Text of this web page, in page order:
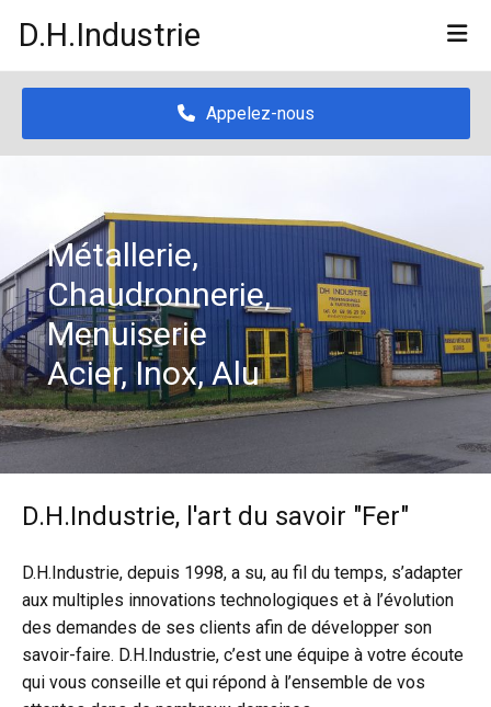
D.H.Industrie
Appelez-nous
Métallerie,
Chaudronnerie,
Menuiserie
Acier, Inox, Alu
D.H.Industrie, l'art du savoir "Fer"
D.H.Industrie, depuis 1998, a su, au fil du temps, s’adapter
aux multiples innovations technologiques et à l’évolution
des demandes de ses clients afin de développer son
savoir-faire. D.H.Industrie, c’est une équipe à votre écoute
qui vous conseille et qui répond à l’ensemble de vos